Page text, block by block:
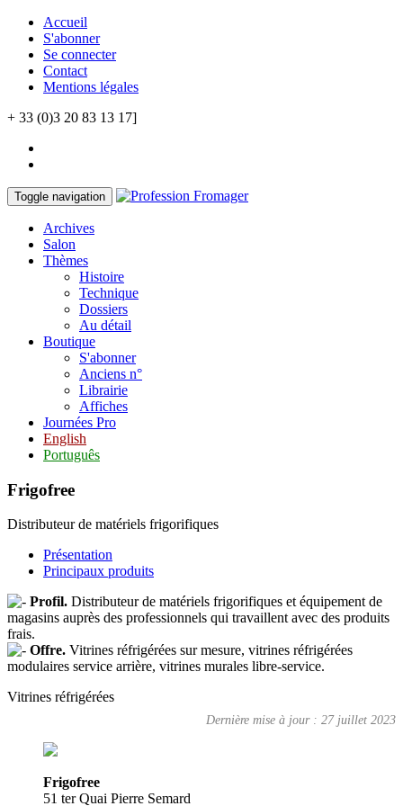
Accueil
S'abonner
Se connecter
Contact
Mentions légales
+ 33 (0)3 20 83 13 17]
Toggle navigation
Archives
Salon
Thèmes
Histoire
Technique
Dossiers
Au détail
Boutique
S'abonner
Anciens n°
Librairie
Affiches
Journées Pro
English
Português
Frigofree
Distributeur de matériels frigorifiques
Présentation
Principaux produits
Profil. Distributeur de matériels frigorifiques et équipement de
magasins auprès des professionnels qui travaillent avec des produits
frais.
Offre. Vitrines réfrigérées sur mesure, vitrines réfrigérées
modulaires service arrière, vitrines murales libre-service.
Vitrines réfrigérées
Dernière mise à jour : 27 juillet 2023
Frigofree
51 ter Quai Pierre Semard